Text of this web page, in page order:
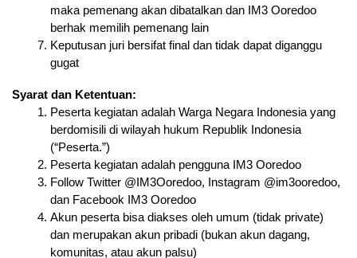
maka pemenang akan dibatalkan dan IM3 Ooredoo
berhak memilih pemenang lain
Keputusan juri bersifat final dan tidak dapat diganggu
gugat
Syarat dan Ketentuan:
Peserta kegiatan adalah Warga Negara Indonesia yang
berdomisili di wilayah hukum Republik Indonesia
(“Peserta.”)
Peserta kegiatan adalah pengguna IM3 Ooredoo
Follow Twitter @IM3Ooredoo, Instagram @im3ooredoo,
dan Facebook IM3 Ooredoo
Akun peserta bisa diakses oleh umum (tidak private)
dan merupakan akun pribadi (bukan akun dagang,
komunitas, atau akun palsu)